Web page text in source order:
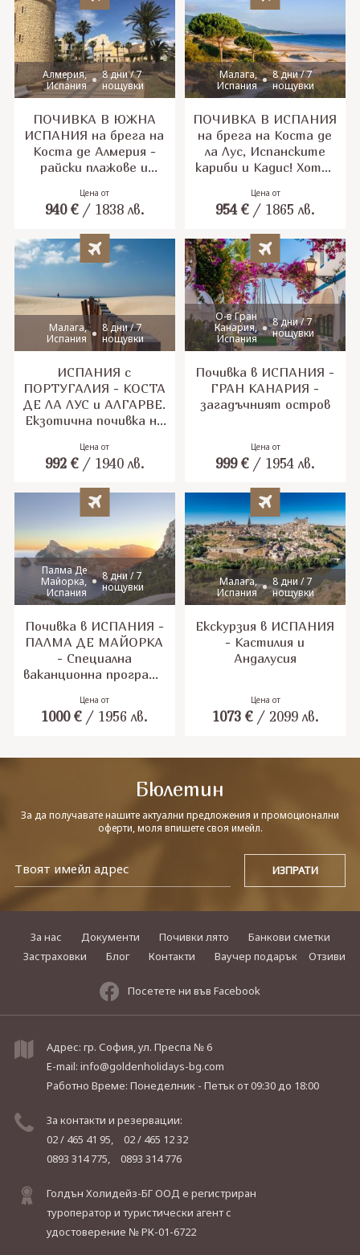
ВАЛЕНСИЯ И
ТАРАГОНА. Изчерпани
места за дата 01.09.
Ограничени места за
дата 08.09. 15.09 и
22.09.2026
Алмерия,
Испания
8 дни / 7
нощувки
ПОЧИВКА В ЮЖНА
ИСПАНИЯ на брега на
Коста де Алмерия -
райски плажовe и
пейзажи
Цена от
940 €/ 1838 лв.
Малага,
Испания
8 дни / 7
нощувки
ПОЧИВКА В ИСПАНИЯ
на брега на Коста де
ла Лус, Испанските
кариби и Кадис! Хотел
Атлантическия бряг.
Изчерпани места за
дата 08.09.,15.09 и
22.09.2026.
Цена от
954 €/ 1865 лв.
Малага,
Испания
8 дни / 7
нощувки
ИСПАНИЯ с
ПОРТУГАЛИЯ - КОCТА
ДЕ ЛА ЛУС и АЛГАРВЕ.
Екзотична почивка на
в Европа
Цена от
992 €/ 1940 лв.
О-в Гран
Канария,
Испания
8 дни / 7
нощувки
Почивка в ИСПАНИЯ -
ГРАН КАНАРИЯ -
загадъчният остров
Цена от
999 €/ 1954 лв.
Палма Де
Майорка,
Испания
8 дни / 7
нощувки
Почивка в ИСПАНИЯ -
ПАЛМА ДЕ МАЙОРКА
- Специална
ваканционна програма
Всички дати са
гарантирани!
Цена от
1000 €/ 1956 лв.
Малага,
Испания
8 дни / 7
нощувки
Екскурзия в ИСПАНИЯ
- Кастилия и
Андалусия
Цена от
1073 €/ 2099 лв.
Бюлетин
За да получавате нашите актуални предложения и промоционални
оферти, моля впишете своя имейл.
За нас Документи Почивки лято
Банкови сметки
Застраховки
Блог Контакти Ваучер подарък Отзиви
Посетете ни във Facebook
Адрес: гр. София, ул. Преспа № 6
E-mail: info@goldenholidays-bg.com
Работно Време: Понеделник - Петъкот 09:30 до 18:00
За контакти и резервации:
02 / 465 41 95,
02 / 465 12 32
0893 314 775,
0893 314 776
Голдън Холидейз-БГ ООД е регистриран
туроператор и туристически агент с
удостоверение № РК-01-6722